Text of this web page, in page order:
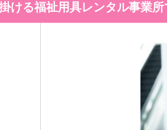
ける福祉用具レンタル事業